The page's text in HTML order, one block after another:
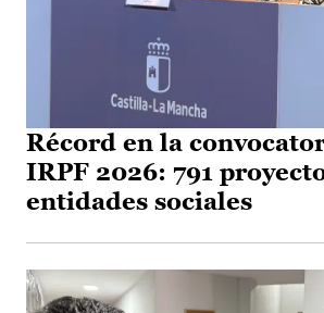
Récord en la
IRPF 2026: 791
entidades sociales